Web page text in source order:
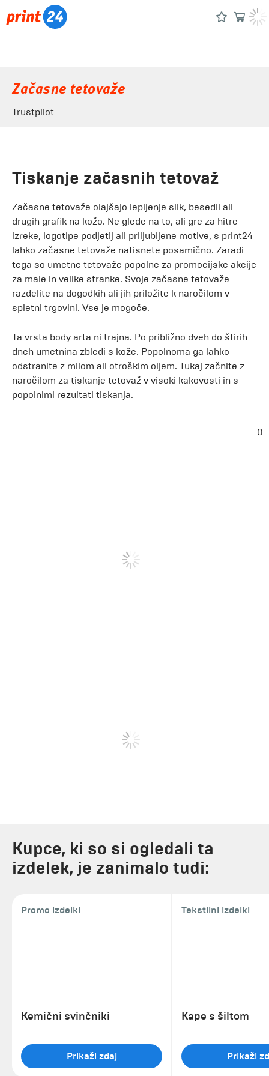
Začasne tetovaže
Trustpilot
Tiskanje začasnih tetovaž
Začasne tetovaže olajšajo lepljenje slik, besedil ali
drugih grafik na kožo. Ne glede na to, ali gre za hitre
izreke, logotipe podjetij ali priljubljene motive, s print24
lahko začasne tetovaže natisnete posamično. Zaradi
tega so umetne tetovaže popolne za promocijske akcije
za male in velike stranke. Svoje začasne tetovaže
razdelite na dogodkih ali jih priložite k naročilom v
spletni trgovini. Vse je mogoče.
Ta vrsta body arta ni trajna. Po približno dveh do štirih
dneh umetnina zbledi s kože. Popolnoma ga lahko
odstranite z milom ali otroškim oljem. Tukaj začnite z
naročilom za tiskanje tetovaž v visoki kakovosti in s
popolnimi rezultati tiskanja.
0
Kupce, ki so si ogledali ta
izdelek, je zanimalo tudi:
Promo izdelki
Kemični svinčniki
Prikaži zdaj
Tekstilni izdelki
Kape s šiltom
Prikaži